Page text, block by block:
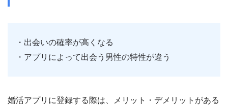
・出会いの確率が高くなる
・アプリによって出会う男性の特性が違う
婚活アプリに登録する際は、メリット・デメリットがある